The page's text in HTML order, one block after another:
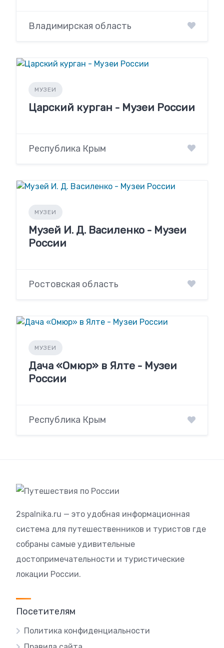
Владимирская область
МУЗЕИ
Царский курган - Музеи России
Республика Крым
МУЗЕИ
Музей И. Д. Василенко - Музеи
России
Ростовская область
МУЗЕИ
Дача «Омюр» в Ялте - Музеи
России
Республика Крым
2spalnika.ru — это удобная информационная
система для путешественников и туристов где
собраны самые удивительные
достопримечательности и туристические
локации России.
Посетителям
Политика конфиденциальности